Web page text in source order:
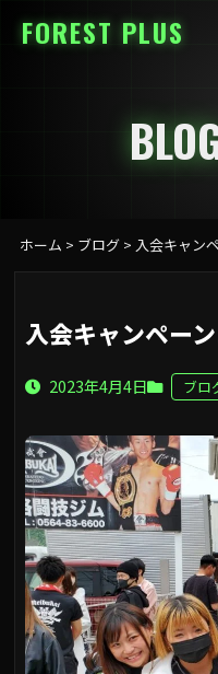
FOREST PLUS
ホーム > ブログ> 入会キャン
入会キャンペーン
2023年4月4日 ブロ